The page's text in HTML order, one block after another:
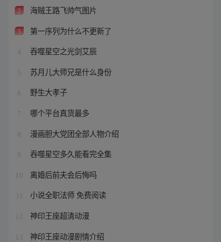
2 海贼王路飞帅气图片
3 第一序列为什么不更新了
4 吞噬星空之光剑艾辰
5 苏月儿大师兄是什么身份
6 野生大孝子
7 哪个平台真货最多
8 漫画胆大党团全部人物介绍
9 吞噬星空多久能看完全集
10 离婚后前夫会后悔吗
小说全职法师 免费阅读
12 神印王座超清动漫
13 神印王座动漫剧情介绍